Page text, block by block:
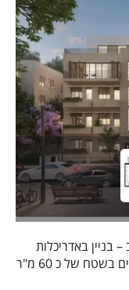
בניין באדריכלות
קלאסית שעובר תהליך שימור. דירת 2 חדרים בשטח של כ 60 מ"ר